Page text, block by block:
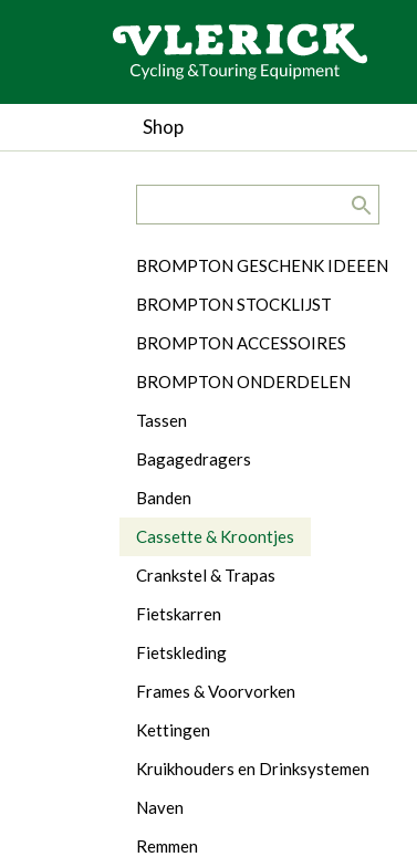
Shop
Categorieën
BROMPTON GESCHENK IDEEEN
BROMPTON STOCKLIJST
BROMPTON ACCESSOIRES
BROMPTON ONDERDELEN
Tassen
Bagagedragers
Banden
Cassette & Kroontjes
Crankstel & Trapas
Fietskarren
Fietskleding
Frames & Voorvorken
Kettingen
Kruikhouders en Drinksystemen
Naven
Remmen